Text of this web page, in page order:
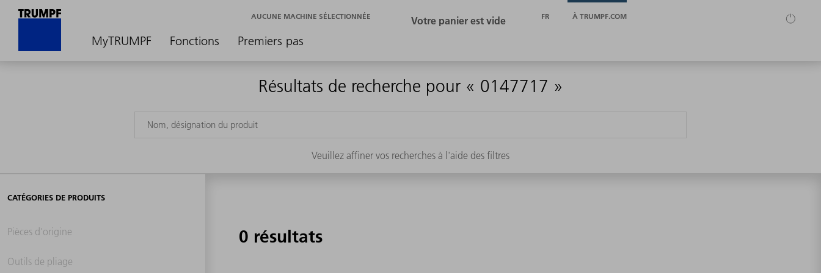
MyTRUMPF Fonctions Premiers pas
AUCUNE MACHINE SÉLECTIONNÉE FR À TRUMPF.COM
Résultats de recherche pour « 0147717 »
Veuillez affiner vos recherches à l'aide des filtres
CATÉGORIES DE PRODUITS
Pièces d'origine
Outils de pliage
0 résultats